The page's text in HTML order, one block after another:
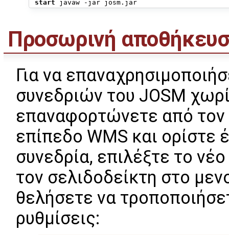
start
javaw -jar josm.jar
Προσωρινή
Για να
συνεδριών του JOSM
επαναφορτώνετε από τον
επίπεδο WMS και ορίστε
συνεδρία, επιλέξτε το
τον σελιδοδείκτη στο
θελήσετε να
ρυθμίσεις: